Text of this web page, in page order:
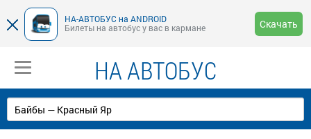
НА-АВТОБУС на ANDROID
Билеты на автобус у вас в кармане
Скачать
НА АВТОБУС